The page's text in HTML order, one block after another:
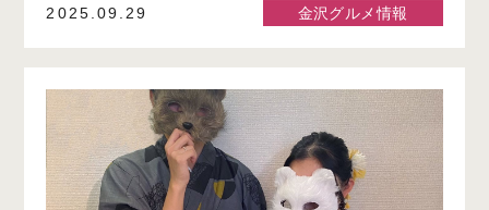
2025.09.29 金沢グルメ情報